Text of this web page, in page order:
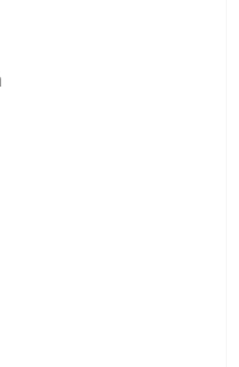
z 5 hvězdiček.
z 5 hvězdiček.
z 5 hvězdiček.